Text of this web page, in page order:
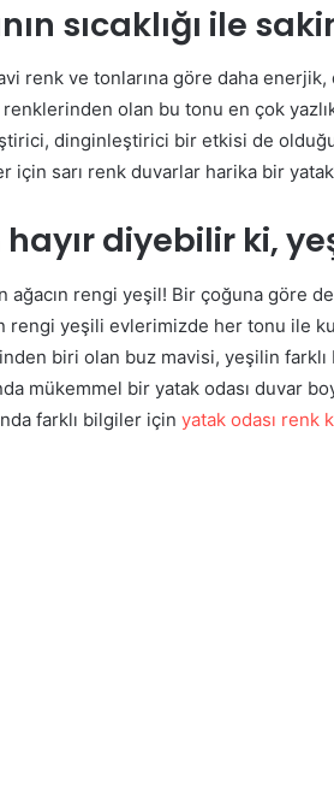
sıcaklığı ile
renk ve tonlarına göre daha
olan bu tonu en çok
dinginleştirici bir etkisi de olduğu
için sarı renk duvarlar harika bir
hayır diyebilir ki,
ağacın rengi yeşil! Bir çoğuna göre
rengi yeşili evlerimizde her tonu ile
biri olan buz mavisi, yeşilin
mükemmel bir yatak odası duvar
farklı bilgiler için yatak odası renk